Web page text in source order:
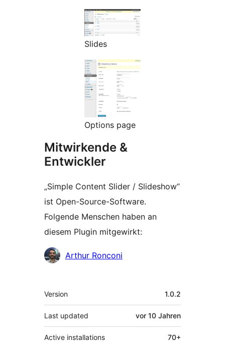
Slides
Options page
Mitwirkende &
Entwickler
„Simple Content Slider / Slideshow“
ist Open-Source-Software.
Folgende Menschen haben an
diesem Plugin mitgewirkt:
Mitwirkende
Arthur Ronconi
Meta
Version 1.0.2
Last updated vor 10 Jahren
Active installations 70+